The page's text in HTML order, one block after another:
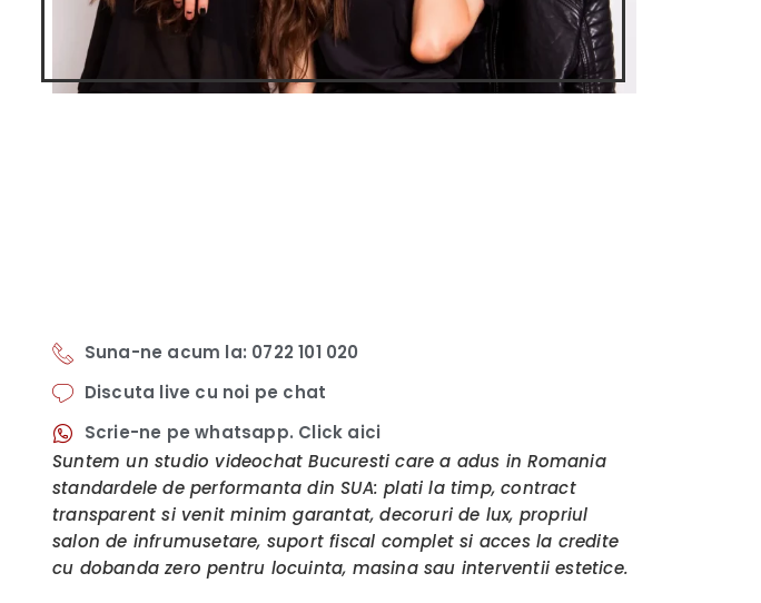
Suna-ne acum la: 0722 101 020
Discuta live cu noi pe chat
Scrie-ne pe whatsapp. Click aici
Suntem un studio videochat Bucuresti care a adus in Romania
standardele de performanta din SUA: plati la timp, contract
transparent si venit minim garantat, decoruri de lux, propriul
salon de infrumusetare, suport fiscal complet si acces la credite
cu dobanda zero pentru locuinta, masina sau interventii estetice.